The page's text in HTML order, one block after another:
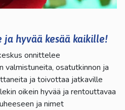
hyvää kesää kaikille!
onnittelee
valmistuneita, osatutkinnon ja
ja toivottaa jatkaville
oikein hyvää ja rentouttavaa
ja nimet